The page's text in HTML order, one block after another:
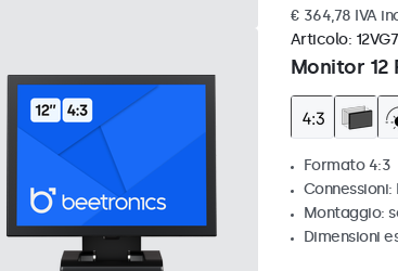
€ 364,78 IVA
Monitor
Articolo:
Formato 4:3
Connessioni:
Montaggio:
Dimensioni